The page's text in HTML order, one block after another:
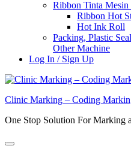
Ribbon Tinta
Ribbon Hot
Hot Ink Roll
Packing, Plastic
Other Machine
Log In / Sign Up
Clinic Marking – Coding
One Stop Solution For Marking